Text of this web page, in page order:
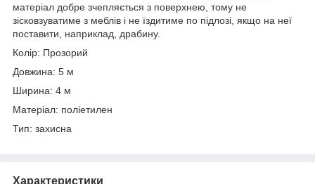
матеріал добре зчепляється з поверхнею, тому не
зісковзуватиме з меблів і не їздитиме по підлозі, якщо на неї
поставити, наприклад, драбину.
Колір: Прозорий
Довжина: 5 м
Ширина: 4 м
Матеріал: поліетилен
Тип: захисна
Характеристики